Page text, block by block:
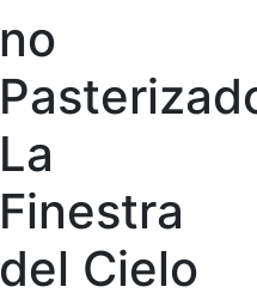
no
La
Finestra
del Cielo